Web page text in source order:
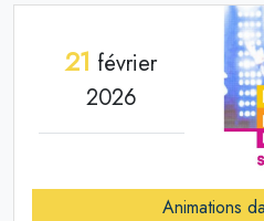
21 février
2026
Animations